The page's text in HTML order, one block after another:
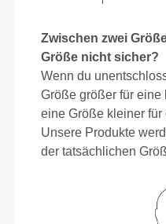
Zwischen zwei
Größe nicht sicher?
Wenn du
Größe größer für eine
eine Größe kleiner
Unsere Produkte
der tatsächlichen